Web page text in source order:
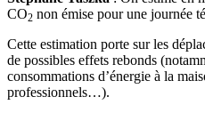
CO2 non émise pour une journée
Cette estimation porte sur les
de possibles effets rebonds
consommations d’énergie à la
professionnels…).